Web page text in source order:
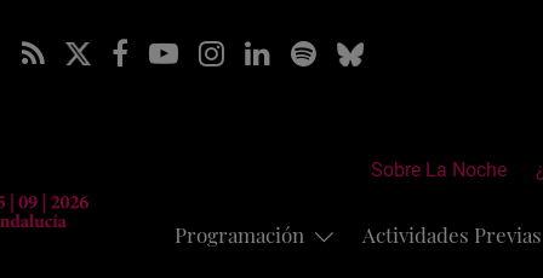
Sobre La Noche
Programación Actividades Previas